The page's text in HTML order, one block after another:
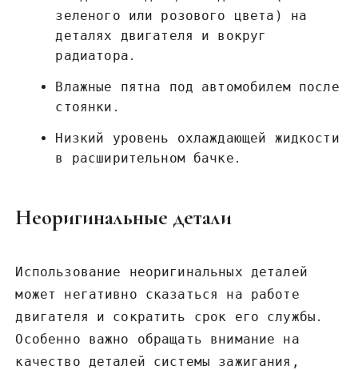
зеленого или розового цвета) на
деталях двигателя и вокруг
радиатора․
Влажные пятна под автомобилем после
стоянки․
Низкий уровень охлаждающей жидкости
в расширительном бачке․
Неоригинальные детали
Использование неоригинальных деталей
может негативно сказаться на работе
двигателя и сократить срок его службы․
Особенно важно обращать внимание на
качество деталей системы зажигания‚